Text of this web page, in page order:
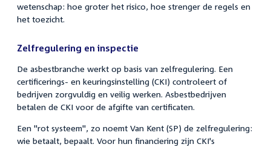
wetenschap: hoe groter het risico, hoe strenger de regels en
het toezicht.
Zelfregulering en inspectie
De asbestbranche werkt op basis van zelfregulering. Een
certificerings- en keuringsinstelling (CKI) controleert of
bedrijven zorgvuldig en veilig werken. Asbestbedrijven
betalen de CKI voor de afgifte van certificaten.
Een "rot systeem", zo noemt Van Kent (SP) de zelfregulering:
wie betaalt, bepaalt. Voor hun financiering zijn CKI's